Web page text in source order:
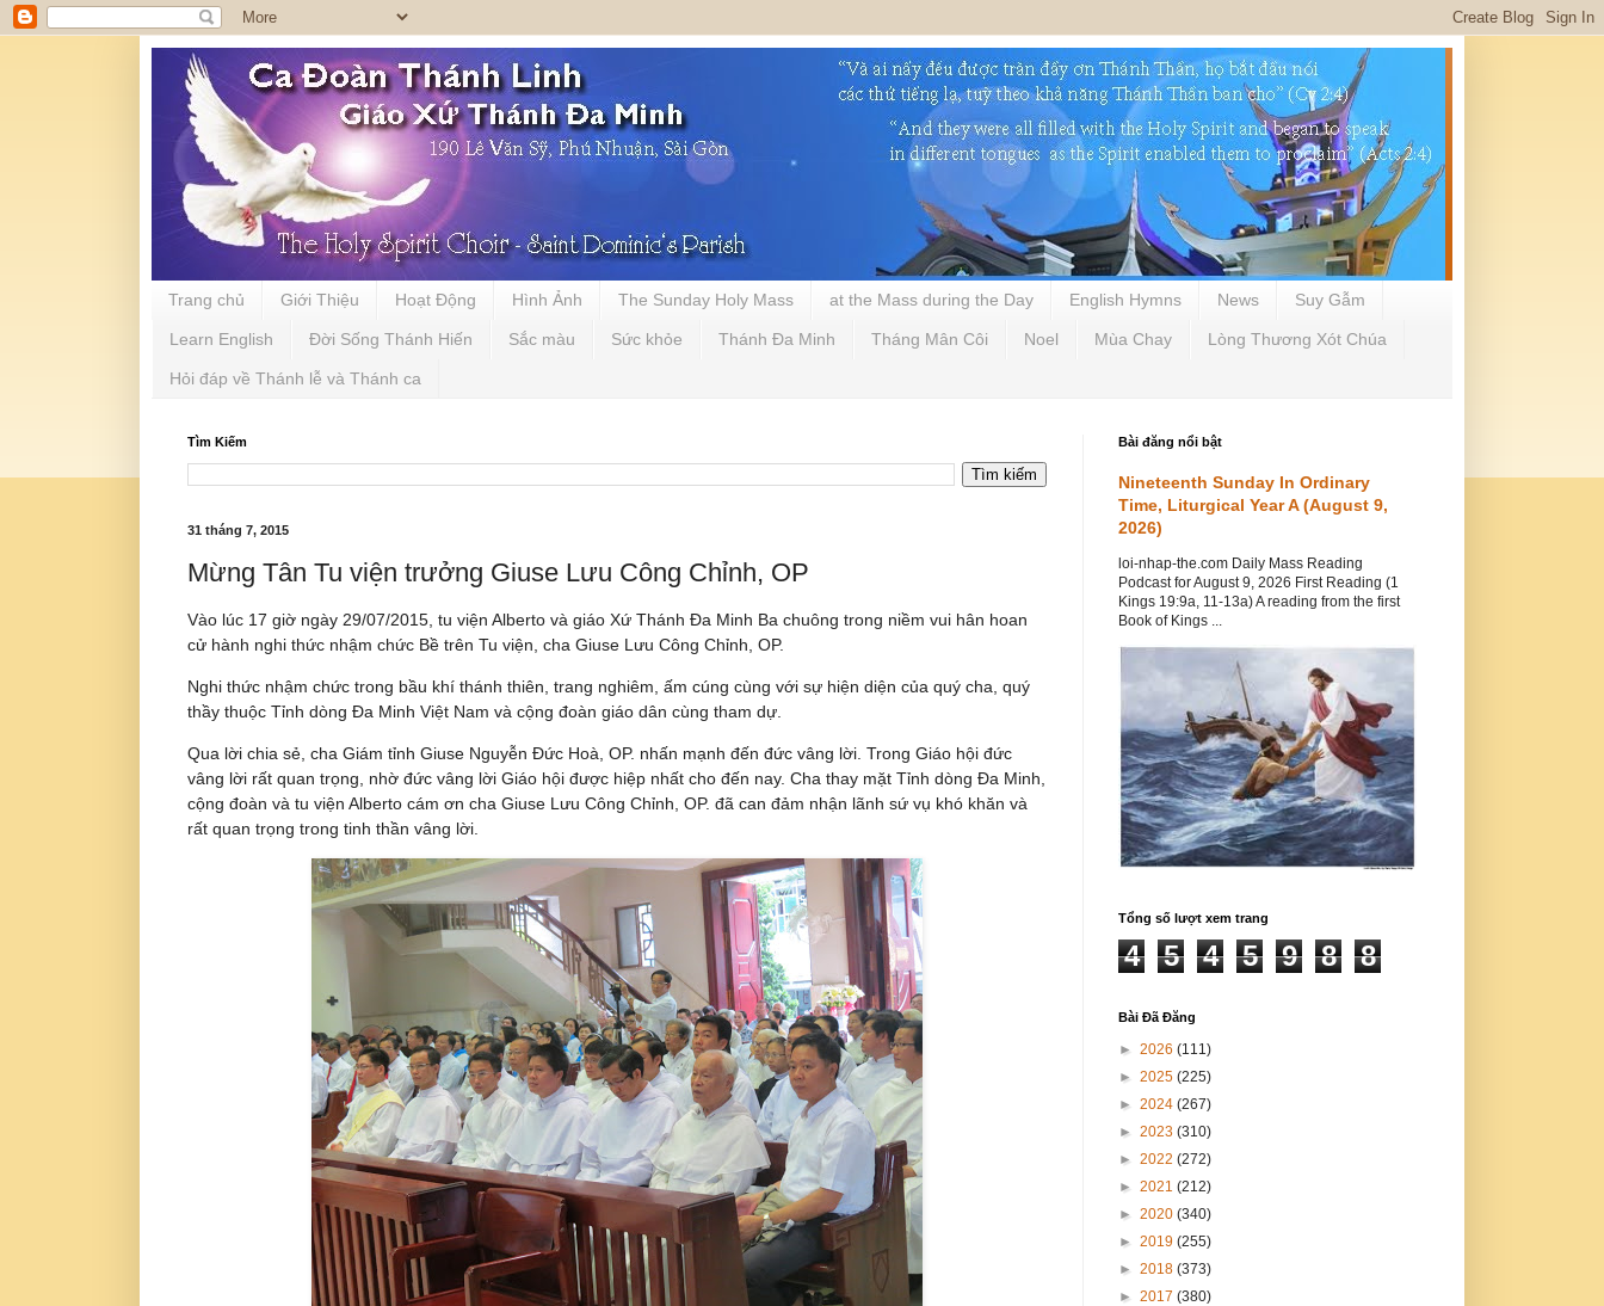
Trang chủ Giới Thiệu Hoạt Động Hình Ảnh The Sunday Holy Mass at the Mass during the Day English Hymns News Suy Gẫm
Learn English Đời Sống Thánh Hiến Sắc màu Sức khỏe Thánh Đa Minh Tháng Mân Côi Noel Mùa Chay Lòng Thương Xót Chúa
Hỏi đáp về Thánh lễ và Thánh ca
Tìm Kiếm
31 tháng 7, 2015
Mừng Tân Tu viện trưởng Giuse Lưu Công Chỉnh, OP
Vào lúc 17 giờ ngày 29/07/2015, tu viện Alberto và giáo Xứ Thánh Đa Minh Ba chuông trong niềm vui hân hoan
cử hành nghi thức nhậm chức Bề trên Tu viện, cha Giuse Lưu Công Chỉnh, OP.
Nghi thức nhậm chức trong bầu khí thánh thiên, trang nghiêm, ấm cúng cùng với sự hiện diện của quý cha, quý
thầy thuộc Tỉnh dòng Đa Minh Việt Nam và cộng đoàn giáo dân cùng tham dự.
Qua lời chia sẻ, cha Giám tỉnh Giuse Nguyễn Đức Hoà, OP. nhấn mạnh đến đức vâng lời. Trong Giáo hội đức
vâng lời rất quan trọng, nhờ đức vâng lời Giáo hội được hiệp nhất cho đến nay. Cha thay mặt Tỉnh dòng Đa Minh,
cộng đoàn và tu viện Alberto cám ơn cha Giuse Lưu Công Chỉnh, OP. đã can đảm nhận lãnh sứ vụ khó khăn và
rất quan trọng trong tinh thần vâng lời.
Bài đăng nổi bật
Nineteenth Sunday In Ordinary
Time, Liturgical Year A (August 9,
2026)
loi-nhap-the.com Daily Mass Reading
Podcast for August 9, 2026 First Reading (1
Kings 19:9a, 11-13a) A reading from the first
Book of Kings ...
Tổng số lượt xem trang
4 5 4 5 9 8 8
Bài Đã Đăng
► 2026 (111)
► 2025 (225)
► 2024 (267)
► 2023 (310)
► 2022 (272)
► 2021 (212)
► 2020 (340)
► 2019 (255)
► 2018 (373)
► 2017 (380)